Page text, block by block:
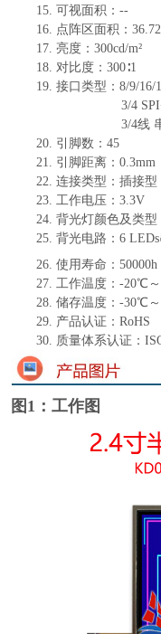
15. 可视面积： --
16. 点阵区面积：
17. 亮度： 300cd/m²
18. 对比度： 300∶1
19. 接口类型： 8/9/16/
3/4
3/4线
20. 引脚数： 45
21. 引脚距离： 0.3mm
22. 连接类型 ： 插接型
23. 工作电压： 3.3V
24. 背光灯颜色及类型
25. 背光电路： 6 LEDs
26. 使用寿命： 50000h
27. 工作温度： -20℃
28. 储存温度： -30℃
29. 产品认证： RoHS
30.
质量体系认证：
图1：工作图